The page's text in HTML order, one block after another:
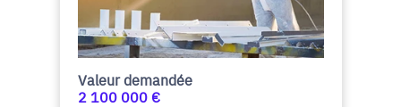
Valeur demandée
2 100 000 €